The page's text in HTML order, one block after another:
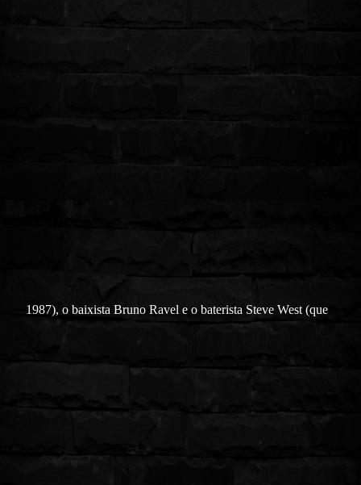
1987), o baixista Bruno Ravel e o baterista Steve West (que